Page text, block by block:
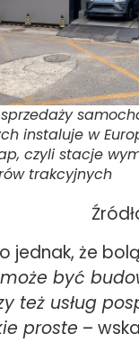
instaluje w
czyli stacje
trakcyjnych
jednak, że
być
też usług
proste –